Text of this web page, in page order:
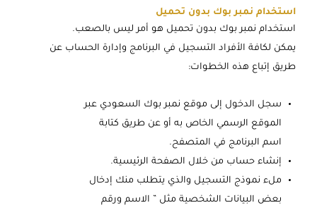
استخدام نمبر بوك بدون تحميل
استخدام نمبر بوك بدون تحميل هو أمر ليس بالصعب.
يمكن لكافة الأفراد التسجيل في البرنامج وإدارة الحساب عن
طريق إتباع هذه الخطوات:
سجل الدخول إلى موقع نمبر بوك السعودي عبر
الموقع الرسمي الخاص به أو عن طريق كتابة
اسم البرنامج في المتصفح.
إنشاء حساب من خلال الصفحة الرئيسية.
ملء نموذج التسجيل والذي يتطلب منك إدخال
بعض البيانات الشخصية مثل ” الاسم ورقم